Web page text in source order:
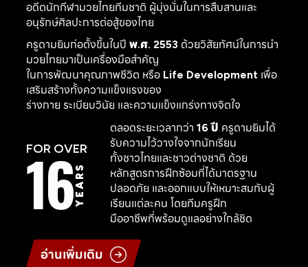
อดีตนักกีฬามวยไทยทีมชาติ ผู้มุ่งมั่นในการสืบสานและ
อนุรักษ์ศิลปะการต่อสู้ของไทย
ครูดามยิมก่อตั้งขึ้นในปี พ.ศ. 2553ด้วยวิสัยทัศน์ในการนำ
มวยไทยมาเป็นเครื่องมือสำคัญ
ในการพัฒนาคุณภาพชีวิต หรือ Life Developmentเพื่อ
เสริมสร้างทั้งความแข็งแรงของ
ร่างกาย ระเบียบวินัย และความแข็งแกร่งทางจิตใจ
FOR OVER
16YEARS
ตลอดระยะเวลากว่า 16 ปี ครูดามยิมได้
รับความไว้วางใจจากนักเรียน
ทั้งชาวไทยและชาวต่างชาติ ด้วย
หลักสูตรการฝึกซ้อมที่ได้มาตรฐาน
ปลอดภัย และออกแบบให้เหมาะสมกับผู้
เรียนแต่ละคน โดยทีมครูฝึก
มืออาชีพที่พร้อมดูแลอย่างใกล้ชิด
อ่านเพิ่มเติม